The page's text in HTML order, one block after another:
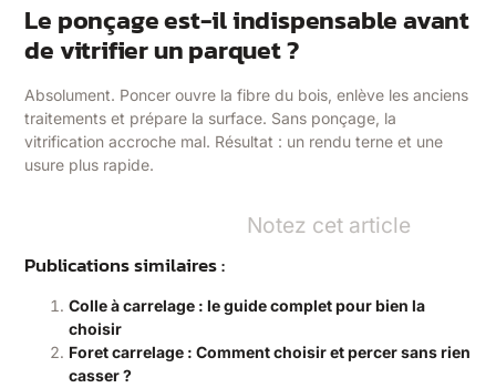
Le ponçage est-il indispensable avant
de vitrifier un parquet ?
Absolument. Poncer ouvre la fibre du bois, enlève les anciens
traitements et prépare la surface. Sans ponçage, la
vitrification accroche mal. Résultat : un rendu terne et une
usure plus rapide.
Notez cet article
Publications similaires :
Colle à carrelage : le guide complet pour bien la
choisir
Foret carrelage : Comment choisir et percer sans rien
casser ?